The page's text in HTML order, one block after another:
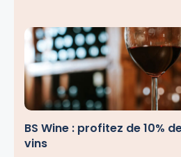
BS Wine : profitez de 10%
vins